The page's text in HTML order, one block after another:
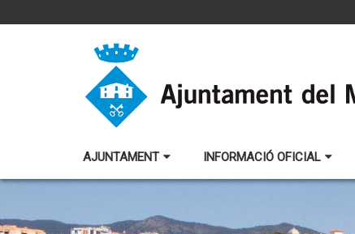
AJUNTAMENT INFORMACIÓ OFICIAL